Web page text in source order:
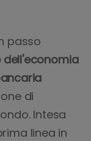
passo
dell'economia
di
Intesa
linea in